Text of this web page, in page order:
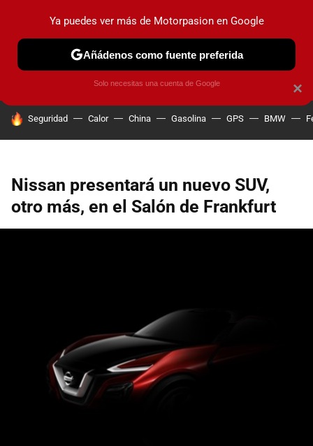
PRUEBAS COCHES ELÉCTRICOS OBSERVATORIO
HOY SE HABLA DE
Seguridad Calor China Gasolina GPS BMW
Nissan presentará un nuevo SUV,
otro más, en el Salón de Frankfurt
×
Ya puedes ver más de Motorpasion en Google
Añádenos como fuente preferida
Solo necesitas una cuenta de Google